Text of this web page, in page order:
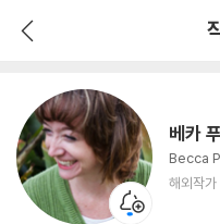
베카
Becca
해외작가